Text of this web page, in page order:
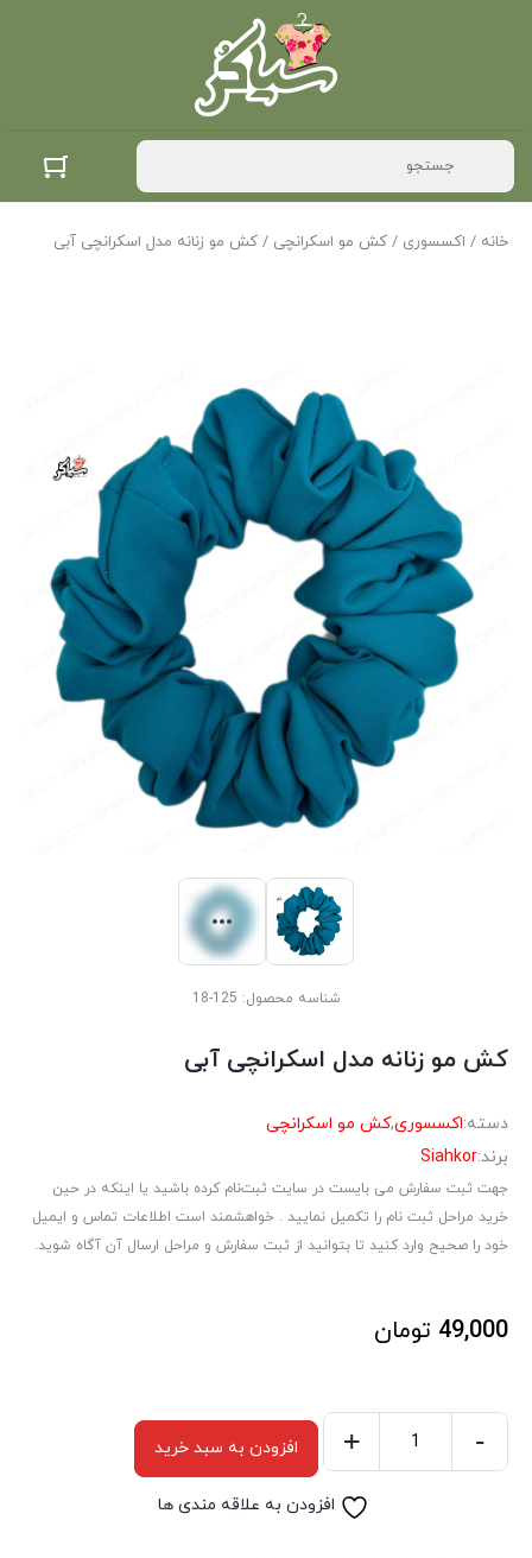
خانه / اکسسوری / کش مو اسکرانچی / کش مو زنانه مدل اسکرانچی آبی
شناسه محصول: 125-18
کش مو زنانه مدل اسکرانچی آبی
دسته:اکسسوری,کش مو اسکرانچی
برند:Siahkor
جهت ثبت سفارش می بایست در سایت ثبت‌نام کرده باشید یا اینکه در حین
خرید مراحل ثبت نام را تکمیل نمایید . خواهشمند است اطلاعات تماس و ایمیل
خود را صحیح وارد کنید تا بتوانید از ثبت سفارش و مراحل ارسال آن آگاه شوید.
49,000 تومان
-
+ افزودن به سبد خرید
افزودن به علاقه مندی ها